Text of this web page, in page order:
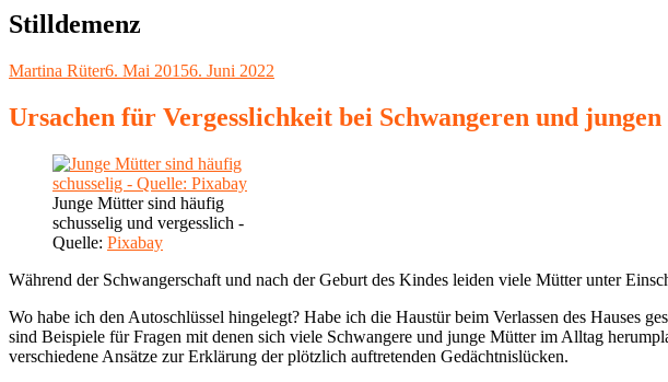
Stilldemenz
Autor
Martina RüterVeröffentlicht
6. Mai 20156. Juni 2022
Ursachen für Vergesslichkeit bei Schwangeren und
Junge Mütter sind häufig
schusselig und vergesslich -
Quelle: Pixabay
Während der Schwangerschaft und nach der Geburt des Kindes leiden viele Mütter unter
Wo habe ich den Autoschlüssel hingelegt? Habe ich die Haustür beim Verlassen des Hauses
sind Beispiele für Fragen mit denen sich viele Schwangere und junge Mütter im Alltag
verschiedene Ansätze zur Erklärung der plötzlich auftretenden Gedächtnislücken.